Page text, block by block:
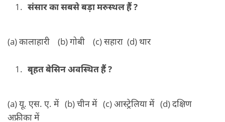
संसार का सबसे बड़ा मरुस्थल हैं ?
(a) कालाहारी (b) गोबी (c) सहारा (d) थार
बृहत बेसिन अवस्थित हैं ?
(a) यू. एस. ए. में (b) चीन में (c) आस्ट्रेलिया में (d) दक्षिण
अफ्रीका में